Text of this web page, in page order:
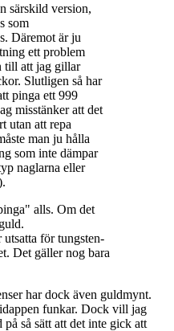
särskild version,
som
Däremot är ju
ett problem
till att jag gillar
Slutligen så har
pinga ett 999
misstänker att det
utan att repa
man ju hålla
som inte dämpar
naglarna eller
alls. Om det
för tungsten-
Det gäller nog bara
har dock även guldmynt.
funkar. Dock vill jag
så sätt att det inte gick att